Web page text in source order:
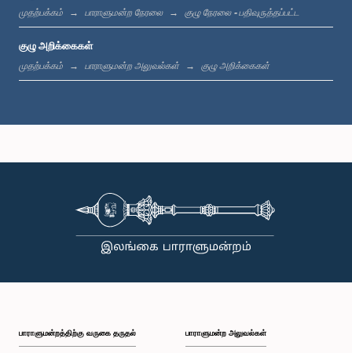
முதற்பக்கம் பாராளுமன்ற நேரலை குழு நேரலை - பதிவுருத்தப்பட்ட
குழு அறிக்கைகள்
முதற்பக்கம் பாராளுமன்ற அலுவல்கள் குழு அறிக்கைகள்
பாராளுமன்றத்திற்கு வருகை தருதல் பாராளுமன்ற அலுவல்கள்